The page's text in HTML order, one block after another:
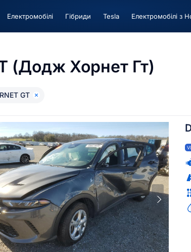
Електромобілі Гiбриди Tesla Електромобілі з
(Додж Хорнет Гт)
GT